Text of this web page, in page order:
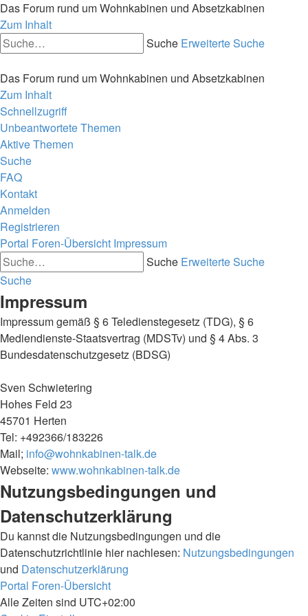
Das Forum rund um Wohnkabinen und Absetzkabinen
Zum Inhalt
Suche Erweiterte Suche
Das Forum rund um Wohnkabinen und Absetzkabinen
Zum Inhalt
Schnellzugriff
Unbeantwortete Themen
Aktive Themen
Suche
FAQ
Kontakt
Anmelden
Registrieren
Portal Foren-Übersicht Impressum
Suche Erweiterte Suche
Suche
Impressum
Impressum gemäß § 6 Teledienstegesetz (TDG), § 6
Mediendienste-Staatsvertrag (MDSTv) und § 4 Abs. 3
Bundesdatenschutzgesetz (BDSG)
Sven Schwietering
Hohes Feld 23
45701 Herten
Tel: +492366/183226
Mail; info@wohnkabinen-talk.de
Webseite: www.wohnkabinen-talk.de
Nutzungsbedingungen und
Datenschutzerklärung
Du kannst die Nutzungsbedingungen und die
Datenschutzrichtlinie hier nachlesen: Nutzungsbedingungen
und Datenschutzerklärung
Portal Foren-Übersicht
Alle Zeiten sind UTC+02:00